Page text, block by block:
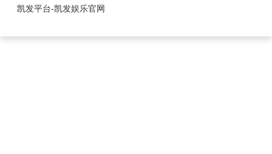
1.25mm系列-凯发平台
凯发平台-凯发娱乐官网